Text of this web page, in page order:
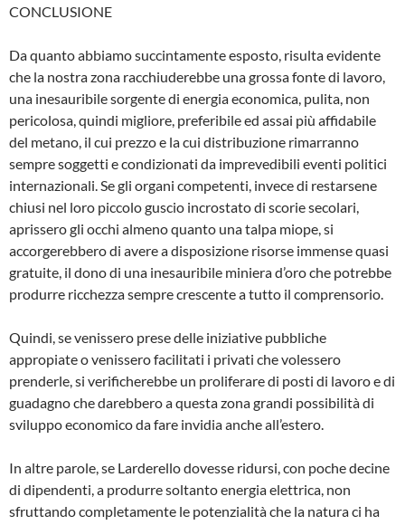
CONCLUSIONE
Da quanto abbiamo succintamente espo­sto, risulta evidente
che la nostra zona racchiuderebbe una grossa fonte di lavo­ro,
una inesauribile sorgente di energia economica, pulita, non
pericolosa, quindi migliore, preferibile ed assai più affidabile
del metano, il cui prezzo e la cui distribu­zione rimarranno
sempre soggetti e condi­zionati da imprevedibili eventi politici
inter­nazionali. Se gli organi competenti, invece di restarsene
chiusi nel loro piccolo guscio incrostato di scorie secolari,
aprissero gli occhi almeno quanto una talpa miope, si
accorgerebbero di avere a disposizione risorse immense quasi
gratuite, il dono di una inesauribile miniera d’oro che potreb­be
produrre ricchezza sempre crescente a tutto il comprensorio.
Quindi, se venissero prese delle iniziative pubbliche
appropiate o venissero facilitati i privati che volessero
prenderle, si verifi­cherebbe un proliferare di posti di lavoro e di
guadagno che darebbero a questa zona grandi possibilità di
sviluppo economico da fare invidia anche all’estero.
In altre parole, se Larderello dovesse ri­dursi, con poche decine
di dipendenti, a produrre soltanto energia elettrica, non
sfruttando completamente le potenzialità che la natura ci ha